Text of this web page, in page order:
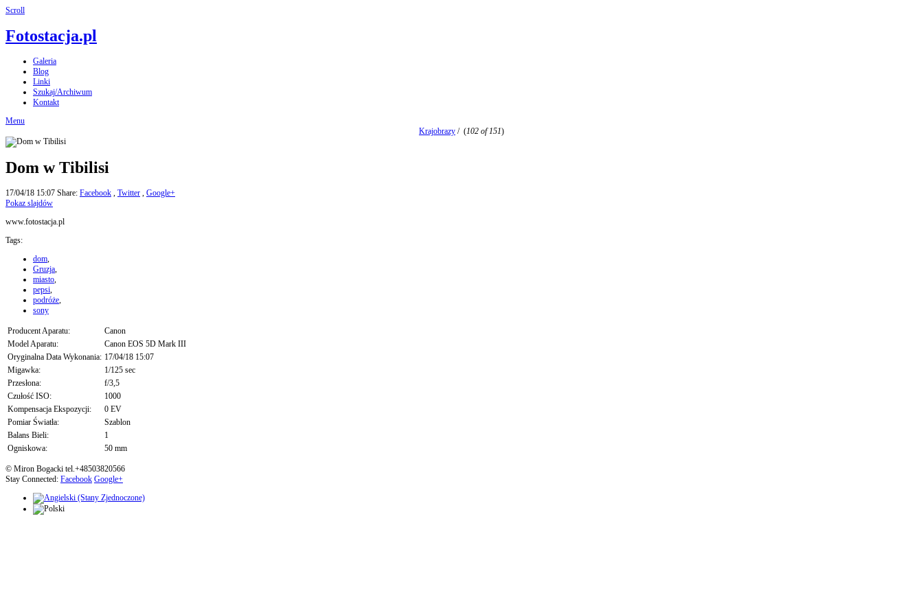
Scroll
Fotostacja.pl
Galeria
Blog
Linki
Szukaj/Archiwum
Kontakt
Menu
Krajobrazy / (102 of 151)
Dom w Tibilisi
17/04/18 15:07 Share: Facebook , Twitter , Google+
Pokaz slajdów
www.fotostacja.pl
Tags:
dom,
Gruzja,
miasto,
pepsi,
podróże,
sony
Producent Aparatu:
Canon
Model Aparatu:
Canon EOS 5D Mark III
Oryginalna Data Wykonania: 17/04/18 15:07
Migawka:
1/125 sec
Przesłona:
f/3,5
Czułość ISO:
1000
Kompensacja Ekspozycji:
0 EV
Pomiar Światła:
Szablon
Balans Bieli:
1
Ogniskowa:
50 mm
© Miron Bogacki tel.+48503820566
Stay Connected: Facebook Google+